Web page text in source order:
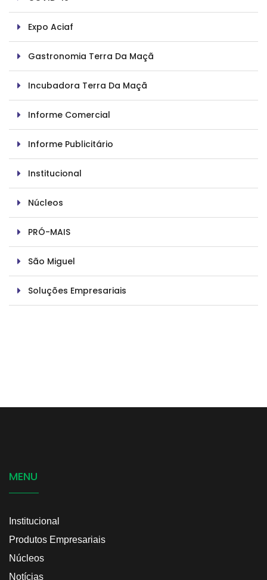
Expo Aciaf
Gastronomia Terra Da Maçã
Incubadora Terra Da Maçã
Informe Comercial
Informe Publicitário
Institucional
Núcleos
PRÓ-MAIS
São Miguel
Soluções Empresariais
MENU
Institucional
Produtos Empresariais
Núcleos
Notícias